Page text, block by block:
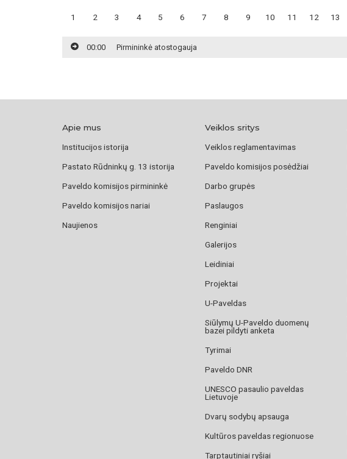
1 2 3 4 5 6 7 8 9 10 11 12 13
00:00 Pirmininkė atostogauja
Apie mus
Institucijos istorija
Pastato Rūdninkų g. 13 istorija
Paveldo komisijos pirmininkė
Paveldo komisijos nariai
Naujienos
Veiklos sritys
Veiklos reglamentavimas
Paveldo komisijos posėdžiai
Darbo grupės
Paslaugos
Renginiai
Galerijos
Leidiniai
Projektai
U-Paveldas
Siūlymų U-Paveldo duomenų
bazei pildyti anketa
Tyrimai
Paveldo DNR
UNESCO pasaulio paveldas
Lietuvoje
Dvarų sodybų apsauga
Kultūros paveldas regionuose
Tarptautiniai ryšiai